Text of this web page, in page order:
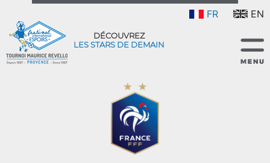
FR EN
DÉCOUVREZ
LES STARS DE DEMAIN